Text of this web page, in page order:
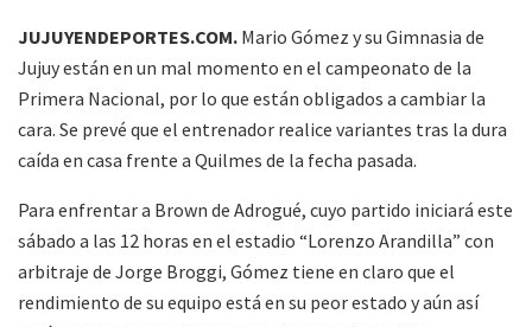
JUJUYENDEPORTES.COM. Mario Gómez y su Gimnasia de
Jujuy están en un mal momento en el campeonato de la
Primera Nacional, por lo que están obligados a cambiar la
cara. Se prevé que el entrenador realice variantes tras la dura
caída en casa frente a Quilmes de la fecha pasada.
Para enfrentar a Brown de Adrogué, cuyo partido iniciará este
sábado a las 12 horas en el estadio “Lorenzo Arandilla” con
arbitraje de Jorge Broggi, Gómez tiene en claro que el
rendimiento de su equipo está en su peor estado y aún así